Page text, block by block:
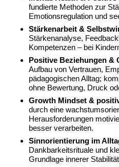
fundierte Methoden zur
Emotionsregulation und
Stärkenarbeit &
Stärkenanalyse,
Kompetenzen – bei
Positive Beziehungen &
Aufbau von Vertrauen,
pädagogischen Alltag;
ohne Bewertung, Druck
Growth Mindset &
durch eine
Herausforderungen
besser verarbeiten.
Sinnorientierung im
Dankbarkeitsrituale und
Grundlage innerer